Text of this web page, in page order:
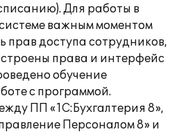
Для работы в
важным моментом
прав доступа сотрудников,
права и интерфейс
обучение
с программой.
ПП «1С:Бухгалтерия 8»,
Персоналом 8» и